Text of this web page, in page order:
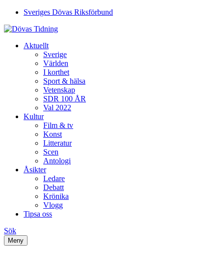
Sveriges Dövas Riksförbund
Aktuellt
Sverige
Världen
I korthet
Sport & hälsa
Vetenskap
SDR 100 ÅR
Val 2022
Kultur
Film & tv
Konst
Litteratur
Scen
Antologi
Åsikter
Ledare
Debatt
Krönika
Vlogg
Tipsa oss
Sök
Meny